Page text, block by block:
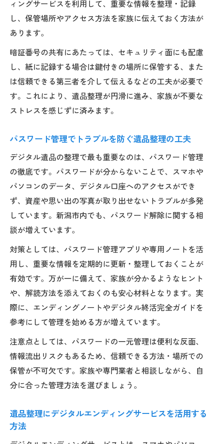
ィングサービスを利用して、重要な情報を整理・記録
し、保管場所やアクセス方法を家族に伝えておく方法が
あります。
暗証番号の共有にあたっては、セキュリティ面にも配慮
し、紙に記録する場合は鍵付きの場所に保管する、また
は信頼できる第三者を介して伝えるなどの工夫が必要で
す。これにより、遺品整理が円滑に進み、家族が不要な
ストレスを感じずに済みます。
パスワード管理でトラブルを防ぐ遺品整理の工夫
デジタル遺品の整理で最も重要なのは、パスワード管理
の徹底です。パスワードが分からないことで、スマホや
パソコンのデータ、デジタル口座へのアクセスができ
ず、資産や思い出の写真が取り出せないトラブルが多発
しています。新潟市内でも、パスワード解除に関する相
談が増えています。
対策としては、パスワード管理アプリや専用ノートを活
用し、重要な情報を定期的に更新・整理しておくことが
有効です。万が一に備えて、家族が分かるようなヒント
や、解読方法を添えておくのも安心材料となります。実
際に、エンディングノートやデジタル終活完全ガイドを
参考にして管理を始める方が増えています。
注意点としては、パスワードの一元管理は便利な反面、
情報流出リスクもあるため、信頼できる方法・場所での
保管が不可欠です。家族や専門業者と相談しながら、自
分に合った管理方法を選びましょう。
遺品整理にデジタルエンディングサービスを活用する
方法